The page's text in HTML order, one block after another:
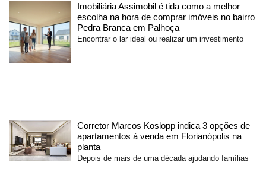
Imobiliária Assimobil é tida como a melhor
escolha na hora de comprar imóveis no bairro
Pedra Branca em Palhoça
Encontrar o lar ideal ou realizar um investimento
Corretor Marcos Koslopp indica 3 opções de
apartamentos à venda em Florianópolis na
planta
Depois de mais de uma década ajudando famílias